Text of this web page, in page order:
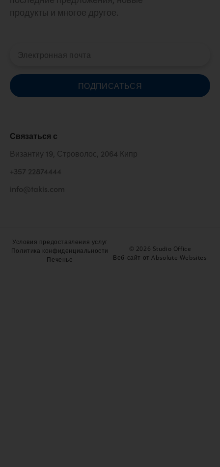
продукты и многое другое.
ПОДПИСАТЬСЯ
Связаться с
Византиу 19, Строволос, 2064 Кипр
+357 22874444
info@takis.com
Условия предоставления услуг
Политика конфиденциальности
Печенье
© 2026 Studio Office
Веб-сайт от Absolute Websites